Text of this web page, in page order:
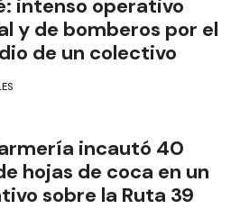
intenso operativo
y de bomberos por el
de un colectivo
incautó 40
hojas de coca en un
sobre la Ruta 39